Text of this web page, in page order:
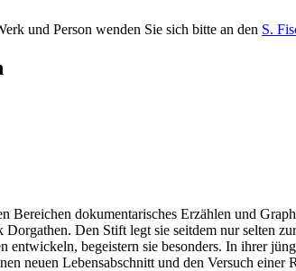
und Person wenden Sie sich bitte an den S.
Bereichen dokumentarisches Erzählen und
Den Stift legt sie seitdem nur selten
entwickeln, begeistern sie besonders. In ihrer
neuen Lebensabschnitt und den Versuch